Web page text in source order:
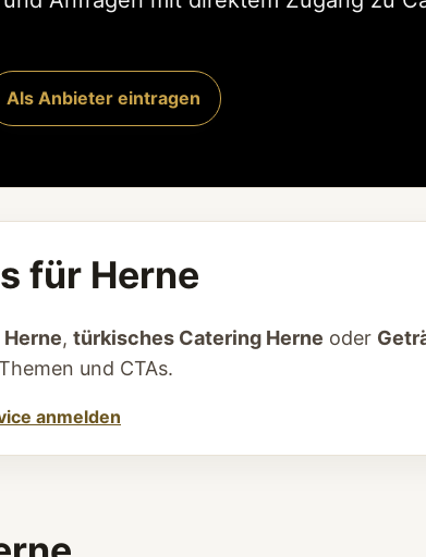
Als Anbieter eintragen
für Herne
, türkisches Catering Herne oder
und CTAs.
anmelden